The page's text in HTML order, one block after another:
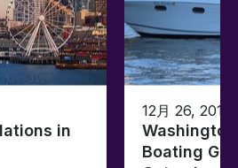
in
12月 26, 2019
Boating